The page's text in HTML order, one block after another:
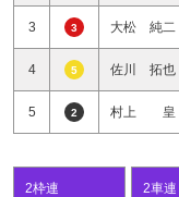
3 3 大松 純二
4 5 佐川 拓也
5 2 村上 皇
2枠連 2車連